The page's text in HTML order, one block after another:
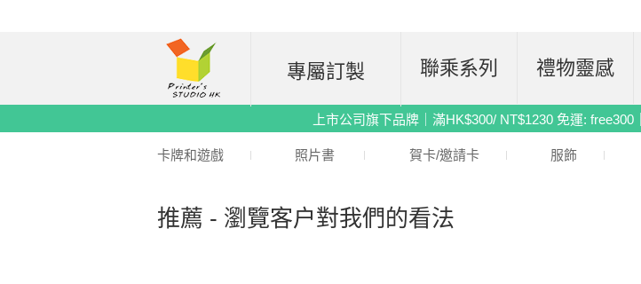
推薦 - 瀏覽客户對我們的看法
專屬訂製 聯乘系列 禮物靈感
上市公司旗下品牌｜滿HK$300/ NT$1230 免運: free300｜
卡牌和遊戲 照片書 賀卡/邀請卡 服飾